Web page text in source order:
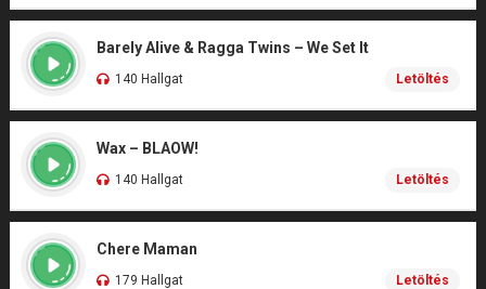
Barely Alive & Ragga Twins – We Set It
140 Hallgat Letöltés
Wax – BLAOW!
140 Hallgat Letöltés
Chere Maman
179 Hallgat Letöltés